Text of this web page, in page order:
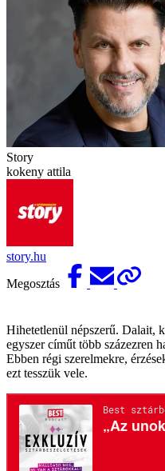
Story
kokeny attila
story.hu
Megosztás
Hihetetlenül népszerű. Dalait,
egyszer címűt több százezren
Ebben régi szerelmekre,
ezt tesszük vele.